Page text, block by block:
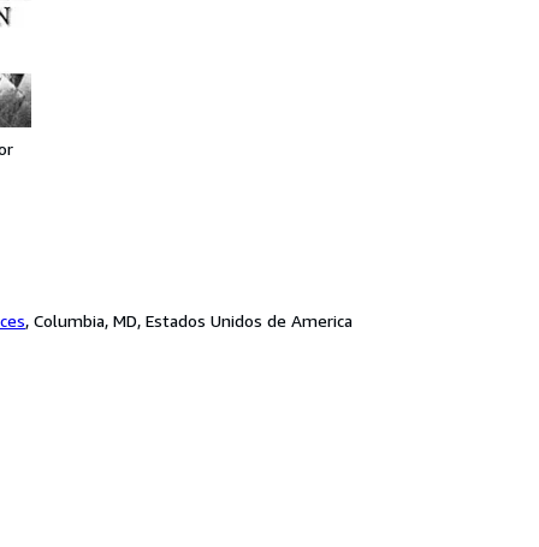
, Columbia, MD, Estados Unidos de America